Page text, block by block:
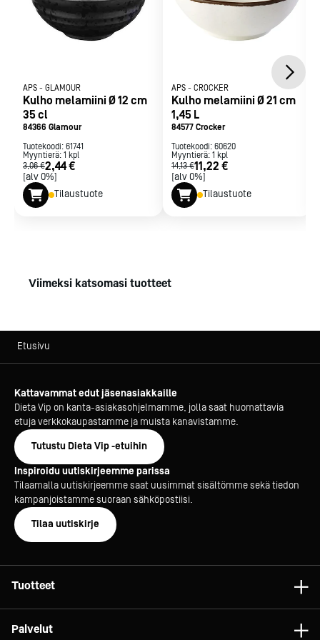
APS - GLAMOUR
Kulho melamiini Ø 12 cm
35 cl
84366 Glamour
Tuotekoodi: 61741
Myyntierä: 1 kpl
3,06 €2,44 €
[alv 0%]
Tilaustuote
APS - CROCKER
Kulho melamiini Ø 21 cm
1,45 L
84577 Crocker
Tuotekoodi: 60620
Myyntierä: 1 kpl
14,13 €11,22 €
[alv 0%]
Tilaustuote
Viimeksi katsomasi tuotteet
Etusivu
Kattavammat edut jäsenasiakkaille
Dieta Vip on kanta-asiakasohjelmamme, jolla saat huomattavia
etuja verkkokaupastamme ja muista kanavistamme.
Tutustu Dieta Vip -etuihin
Inspiroidu uutiskirjeemme parissa
Tilaamalla uutiskirjeemme saat uusimmat sisältömme sekä tiedon
kampanjoistamme suoraan sähköpostiisi.
Tilaa uutiskirje
Tuotteet
Palvelut